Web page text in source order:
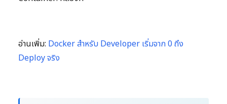
อ่านเพิ่ม: Docker สำหรับ Developer เริ่มจาก 0 ถึง
Deploy จริง